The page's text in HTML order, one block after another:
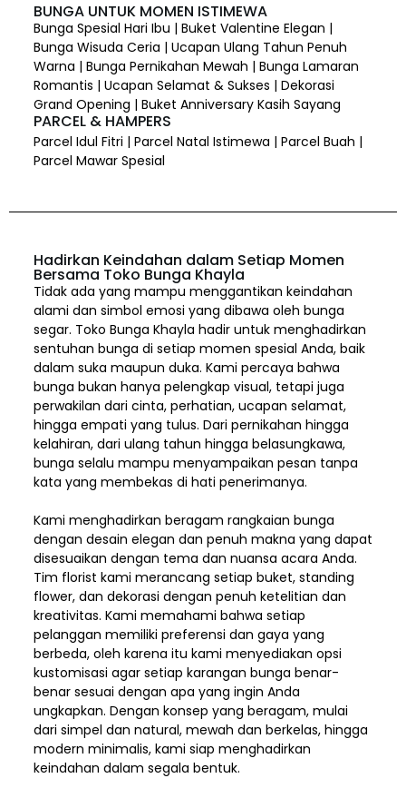
BUNGA UNTUK MOMEN ISTIMEWA
Bunga Spesial Hari Ibu | Buket Valentine Elegan |
Bunga Wisuda Ceria | Ucapan Ulang Tahun Penuh
Warna | Bunga Pernikahan Mewah | Bunga Lamaran
Romantis | Ucapan Selamat & Sukses | Dekorasi
Grand Opening | Buket Anniversary Kasih Sayang
PARCEL & HAMPERS
Parcel Idul Fitri | Parcel Natal Istimewa | Parcel Buah |
Parcel Mawar Spesial
Hadirkan Keindahan dalam Setiap Momen
Bersama Toko Bunga Khayla
Tidak ada yang mampu menggantikan keindahan
alami dan simbol emosi yang dibawa oleh bunga
segar. Toko Bunga Khayla hadir untuk menghadirkan
sentuhan bunga di setiap momen spesial Anda, baik
dalam suka maupun duka. Kami percaya bahwa
bunga bukan hanya pelengkap visual, tetapi juga
perwakilan dari cinta, perhatian, ucapan selamat,
hingga empati yang tulus. Dari pernikahan hingga
kelahiran, dari ulang tahun hingga belasungkawa,
bunga selalu mampu menyampaikan pesan tanpa
kata yang membekas di hati penerimanya.
Kami menghadirkan beragam rangkaian bunga
dengan desain elegan dan penuh makna yang dapat
disesuaikan dengan tema dan nuansa acara Anda.
Tim florist kami merancang setiap buket, standing
flower, dan dekorasi dengan penuh ketelitian dan
kreativitas. Kami memahami bahwa setiap
pelanggan memiliki preferensi dan gaya yang
berbeda, oleh karena itu kami menyediakan opsi
kustomisasi agar setiap karangan bunga benar-
benar sesuai dengan apa yang ingin Anda
ungkapkan. Dengan konsep yang beragam, mulai
dari simpel dan natural, mewah dan berkelas, hingga
modern minimalis, kami siap menghadirkan
keindahan dalam segala bentuk.